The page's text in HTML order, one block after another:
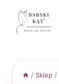
treści
/ Sklep /